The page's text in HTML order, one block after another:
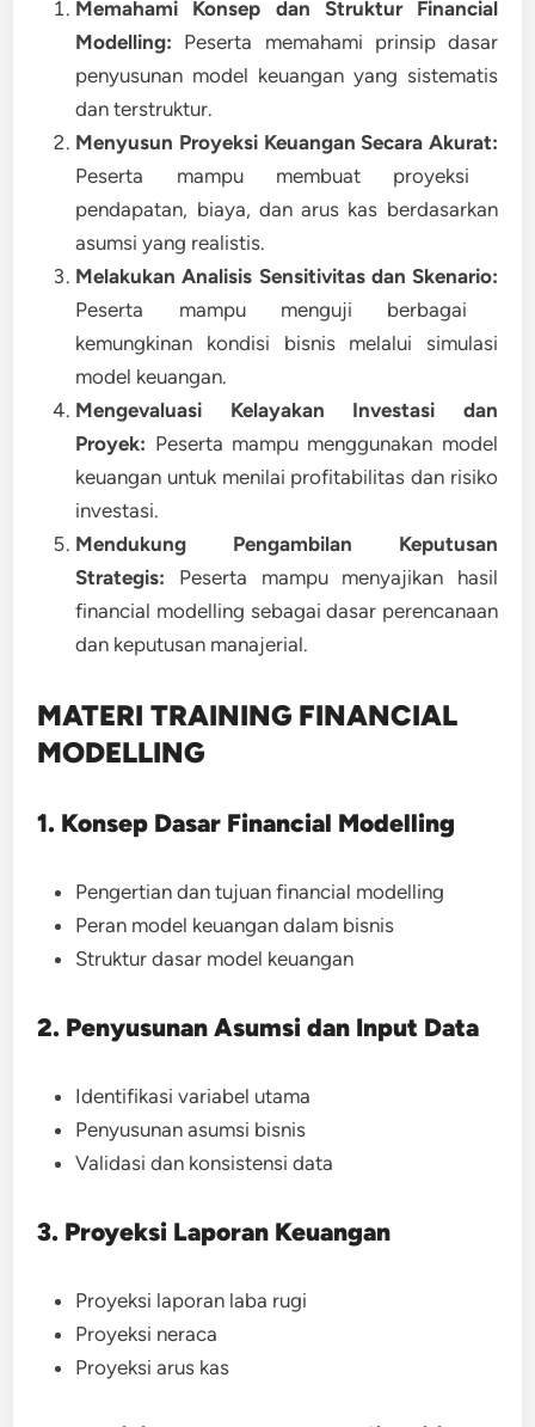
Memahami Konsep dan Struktur Financial
Modelling: Peserta memahami prinsip dasar
penyusunan model keuangan yang sistematis
dan terstruktur.
Menyusun Proyeksi Keuangan Secara Akurat:
Peserta mampu membuat proyeksi
pendapatan, biaya, dan arus kas berdasarkan
asumsi yang realistis.
Melakukan Analisis Sensitivitas dan Skenario:
Peserta mampu menguji berbagai
kemungkinan kondisi bisnis melalui simulasi
model keuangan.
Mengevaluasi Kelayakan Investasi dan
Proyek: Peserta mampu menggunakan model
keuangan untuk menilai profitabilitas dan risiko
investasi.
Mendukung Pengambilan Keputusan
Strategis: Peserta mampu menyajikan hasil
financial modelling sebagai dasar perencanaan
dan keputusan manajerial.
MATERI TRAINING FINANCIAL
MODELLING
1. Konsep Dasar Financial Modelling
Pengertian dan tujuan financial modelling
Peran model keuangan dalam bisnis
Struktur dasar model keuangan
2. Penyusunan Asumsi dan Input Data
Identifikasi variabel utama
Penyusunan asumsi bisnis
Validasi dan konsistensi data
3. Proyeksi Laporan Keuangan
Proyeksi laporan laba rugi
Proyeksi neraca
Proyeksi arus kas